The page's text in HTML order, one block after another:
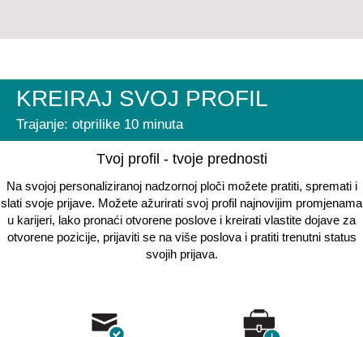
KREIRAJ SVOJ PROFIL
Trajanje: otprilike 10 minuta
Tvoj profil - tvoje prednosti
Na svojoj personaliziranoj nadzornoj ploči možete pratiti, spremati i
slati svoje prijave. Možete ažurirati svoj profil najnovijim promjenama
u karijeri, lako pronaći otvorene poslove i kreirati vlastite dojave za
otvorene pozicije, prijaviti se na više poslova i pratiti trenutni status
svojih prijava.